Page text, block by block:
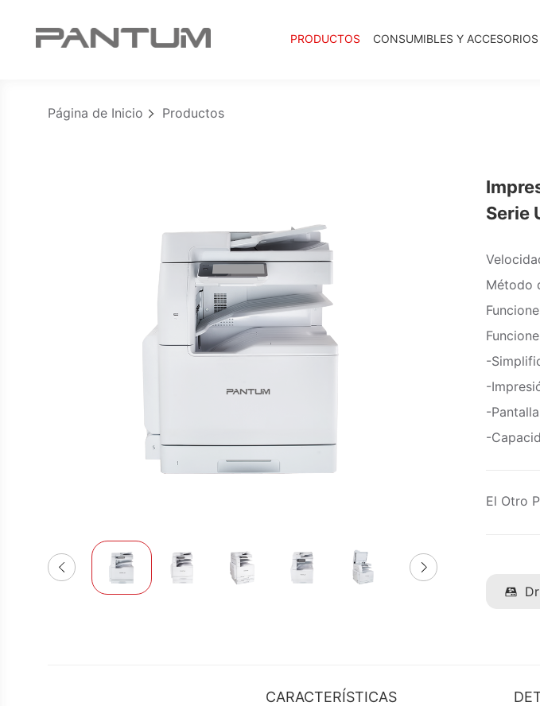
PRODUCTOS CONSUMIBLES Y ACCESORIOS
Página de Inicio Productos
Serie
Método
-
-
-
-
El Otro
CARACTERÍSTICAS